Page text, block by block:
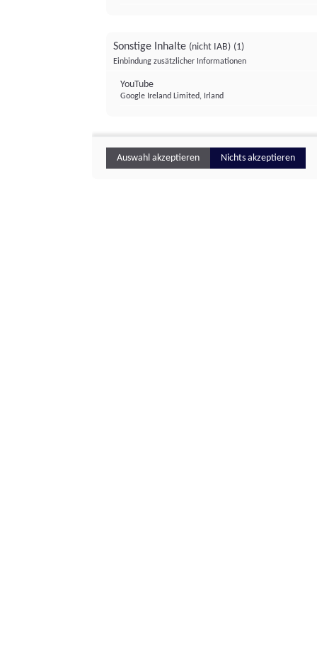
Sonstige Inhalte (nicht IAB) (1)
Einbindung zusätzlicher Informationen
YouTube
Google Ireland Limited, Irland
Auswahl akzeptieren Nichts akzeptieren